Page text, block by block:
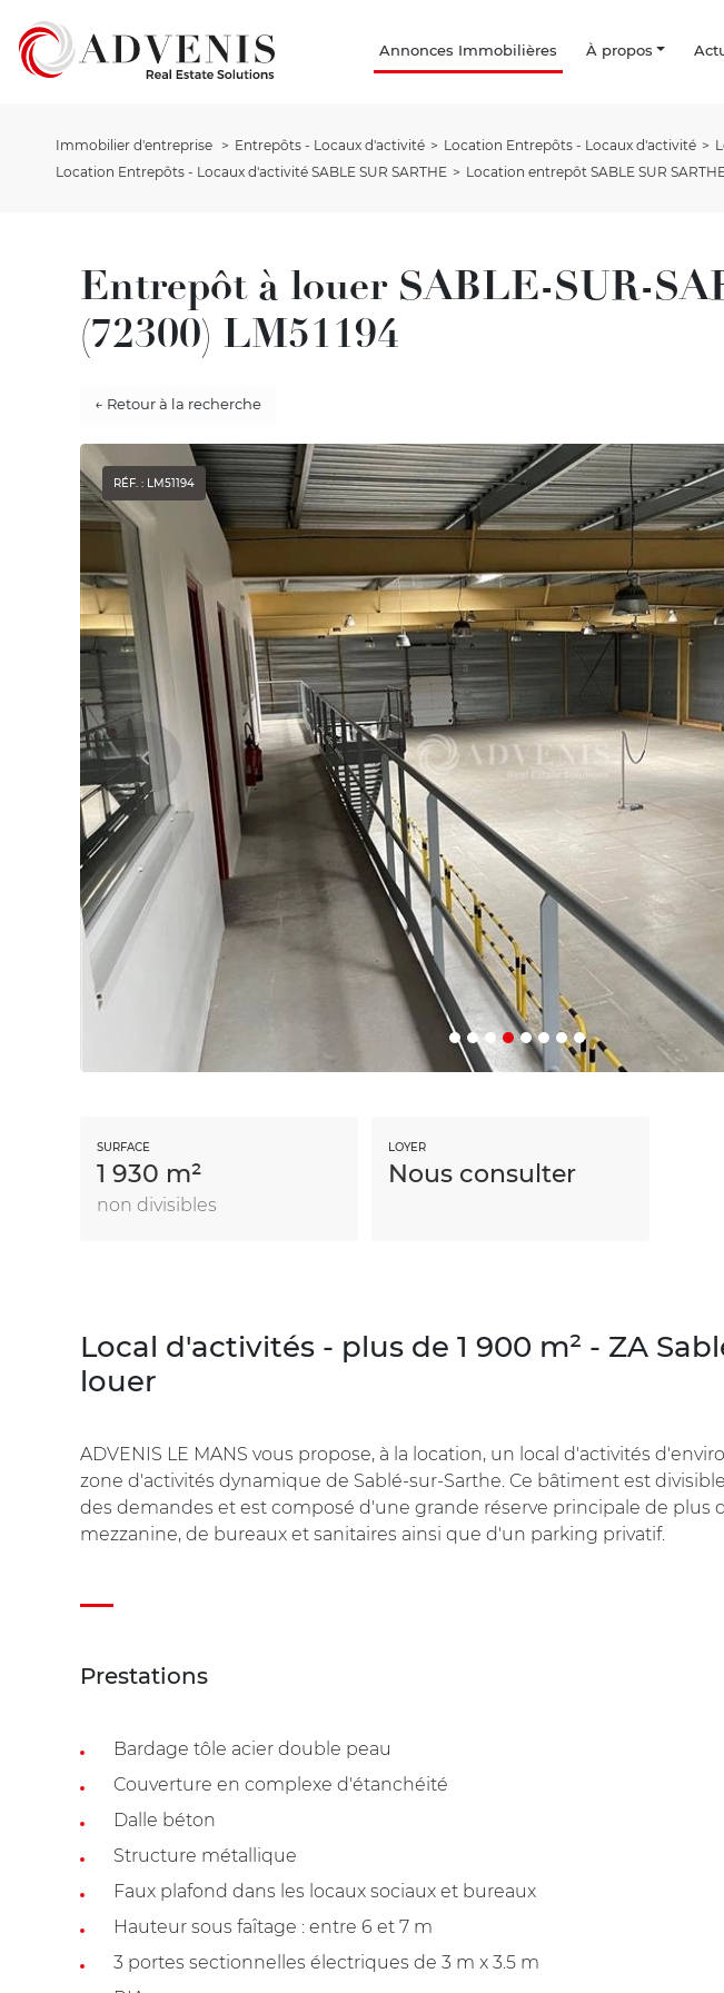
Annonces Immobilières À propos
Immobilier d'entreprise Entrepôts - Locaux d'activité Location Entrepôts - Locaux d'activité
Location Entrepôts - Locaux d'activité SABLE SUR SARTHE
Location entrepôt SABLE SUR
Entrepôt à louer SABLE-SUR-
(72300) LM51194
← Retour à la recherche
RÉF. : LM51194
SURFACE
1 930 m²
non divisibles
LOYER
Nous consulter
Local d'activités - plus de 1 900 m² - ZA
louer
ADVENIS LE MANS vous propose, à la location, un local d'activités
zone d'activités dynamique de Sablé-sur-Sarthe. Ce bâtiment est
des demandes et est composé d'une grande réserve principale de plus
mezzanine, de bureaux et sanitaires ainsi que d'un parking privatif.
Prestations
Bardage tôle acier double peau
Couverture en complexe d'étanchéité
Dalle béton
Structure métallique
Faux plafond dans les locaux sociaux et bureaux
Hauteur sous faîtage : entre 6 et 7 m
3 portes sectionnelles électriques de 3 m x 3.5 m